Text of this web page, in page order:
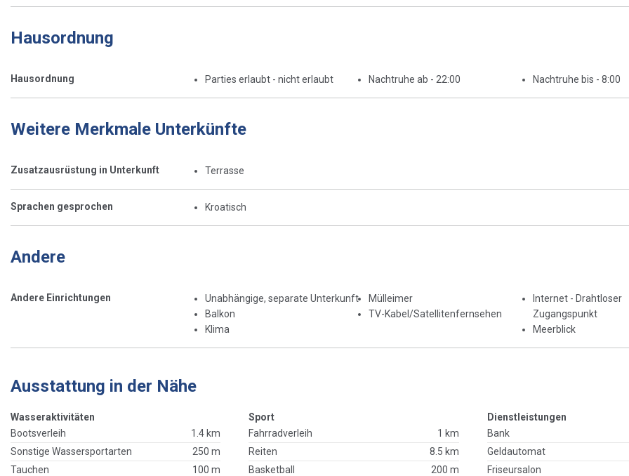
Hausordnung
Hausordnung Parties erlaubt - nicht erlaubt Nachtruhe ab - 22:00 Nachtruhe bis - 8:00
Weitere Merkmale Unterkünfte
Zusatzausrüstung in Unterkunft Terrasse
Sprachen gesprochen Kroatisch
Andere
Andere Einrichtungen
Unabhängige, separate Unterkunft
Balkon
Klima
Mülleimer
TV-Kabel/Satellitenfernsehen
Internet - Drahtloser
Zugangspunkt
Meerblick
Ausstattung in der Nähe
Wasseraktivitäten
Bootsverleih
1.4 km
Sonstige Wassersportarten
250 m
Tauchen
100 m
Sport
Fahrradverleih
1 km
Reiten
8.5 km
Basketball
200 m
Dienstleistungen
Bank
Geldautomat
Friseursalon